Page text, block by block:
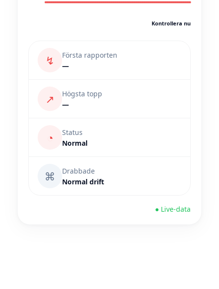
Kontrollera nu
↯
Första rapporten
—
↗
Högsta topp
—
◔
Status
Normal
⌘
Drabbade
Normal drift
● Live-data